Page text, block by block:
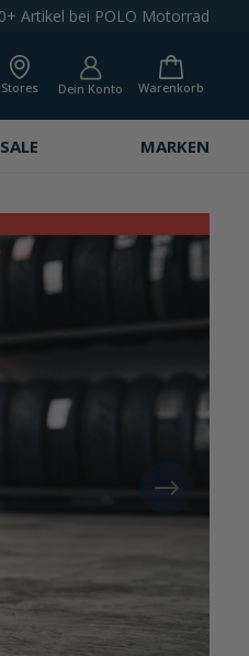
Artikel bei POLO Motorrad
Stores Dein Konto Warenkorb
SALE MARKEN